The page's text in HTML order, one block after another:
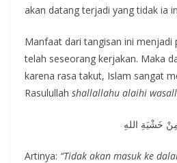
akan datang terjadi yang tidak ia
Manfaat dari tangisan ini menjadi
telah seseorang kerjakan. Maka
karena rasa takut, Islam sangat
Rasulullah shallallahu alaihi
خَشْيَةِ اللهِ
Artinya: “Tidak akan masuk ke